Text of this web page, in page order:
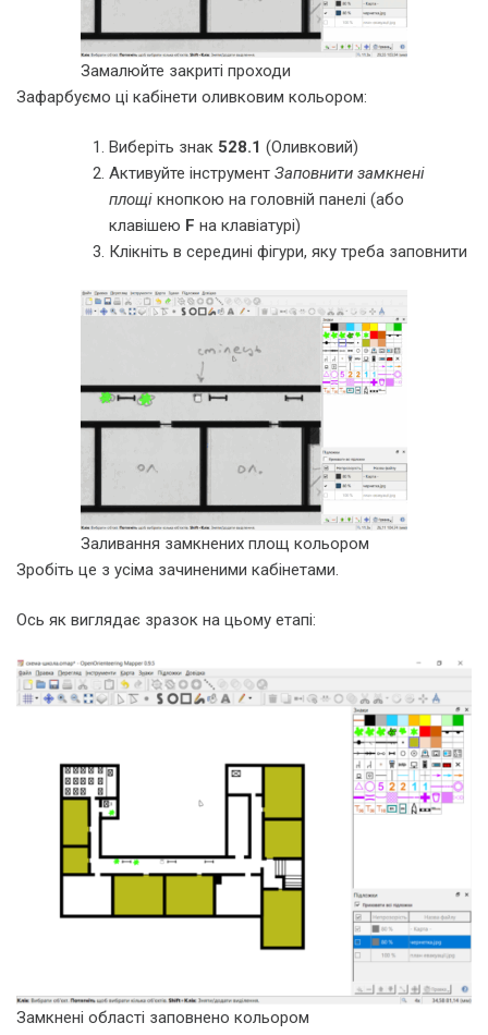
Замалюйте закриті проходи
Зафарбуємо ці кабінети оливковим кольором:
Виберіть знак 528.1 (Оливковий)
Активуйте інструмент Заповнити замкнені
площі кнопкою на головній панелі (або
клавішею F на клавіатурі)
Клікніть в середині фігури, яку треба заповнити
Заливання замкнених площ кольором
Зробіть це з усіма зачиненими кабінетами.
Ось як виглядає зразок на цьому етапі:
Замкнені області заповнено кольором